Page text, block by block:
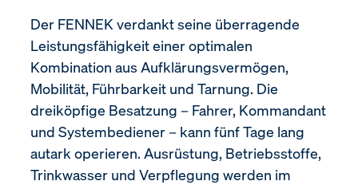
Der FENNEK verdankt seine überragende
Leistungsfähigkeit einer optimalen
Kombination aus Aufklärungsvermögen,
Mobilität, Führbarkeit und Tarnung. Die
dreiköpfige Besatzung – Fahrer, Kommandant
und Systembediener – kann fünf Tage lang
autark operieren. Ausrüstung, Betriebsstoffe,
Trinkwasser und Verpflegung werden im